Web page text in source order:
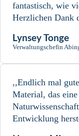
fantastisch, wie
Herzlichen Dank
Lynsey Tonge
Verwaltungschefin
,,Endlich mal
Material, das
Entwicklung